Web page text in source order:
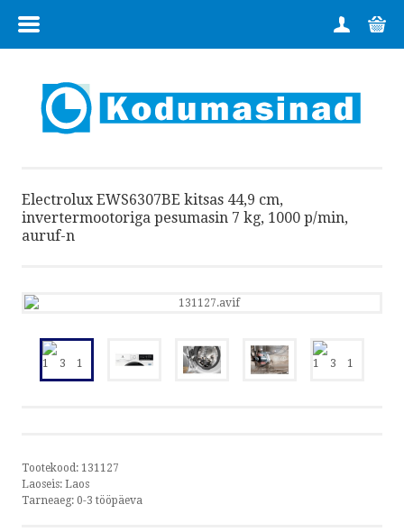
HOME
TOOTEGRUPID
KAUPLUSED
TEENUSED
OSTUINFO
Electrolux EWS6307BE kitsas 44,9 cm,
invertermootoriga pesumasin 7 kg, 1000 p/min,
auruf-n
Tootekood: 131127
Laoseis: Laos
Tarneaeg: 0-3 tööpäeva